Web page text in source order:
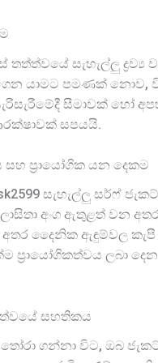
තත්ත්වයේ සැහැල්ලු
යාමට පමණක් නොව,
සීමාවක් හෝ
සපයයි.
සහ ප්‍රායෝගික යන දෙකම
sk2599 සැහැල්ලු
අංග ඇතුළත්
දෛනික ඇඳුම්වල
ප්‍රායෝගිකත්වය ලබා
සහතිකය
තෝරා ගන්නා විට, ඔබ